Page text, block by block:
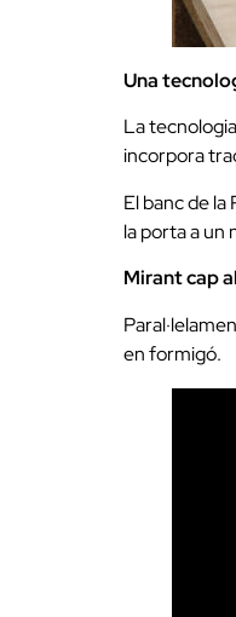
Una
La
incorpora
El banc de
la porta a un
Mirant cap
en formigó.